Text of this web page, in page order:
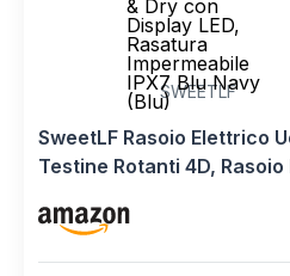
SWEETLF
SweetLF Rasoio Elettrico
Testine Rotanti 4D,
Dry con Display LED,
IPX7 Blu Navy (Blu)